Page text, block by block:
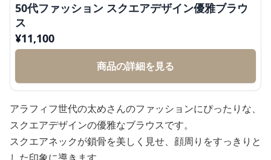
50代ファッション スクエアデザイン優雅ブラウ
ス
¥11,100
商品の詳細を見る
アラフィフ世代の太めさんのファッションにぴったりな、
スクエアデザインの優雅なブラウスです。
スクエアネックが鎖骨を美しく見せ、顔周りをすっきりと